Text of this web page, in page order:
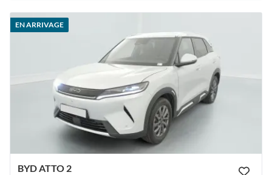
EN ARRIVAGE
BYD ATTO 2